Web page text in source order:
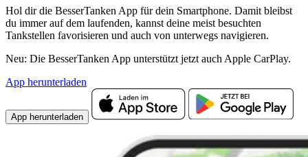
Hol dir die BesserTanken App für dein Smartphone. Damit bleibst
du immer auf dem laufenden, kannst deine meist besuchten
Tankstellen favorisieren und auch von unterwegs navigieren.
Neu: Die BesserTanken App unterstützt jetzt auch Apple CarPlay.
App herunterladen
App herunterladen